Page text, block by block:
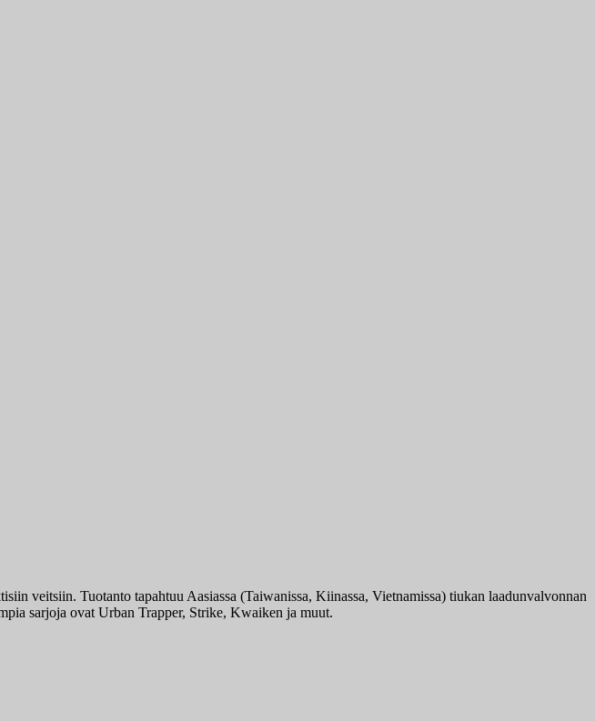
veitsiin. Tuotanto tapahtuu Aasiassa (Taiwanissa, Kiinassa, Vietnamissa) tiukan laadunvalvonnan
sarjoja ovat Urban Trapper, Strike, Kwaiken ja muut.